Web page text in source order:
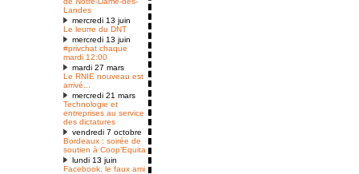
Landes
mercredi 13 juin
Le leurre du DNT
mercredi 13 juin
#privchat chaque
mardi 12:00
mardi 27 mars
Le RNIE nouveau est
arrivé...
mercredi 21 mars
Technologie et
entreprises au service
des dictatures
vendredi 7 octobre
Bordeaux : soirée de
soutien à Coop’Equita
lundi 13 juin
Facebook, le faux ami